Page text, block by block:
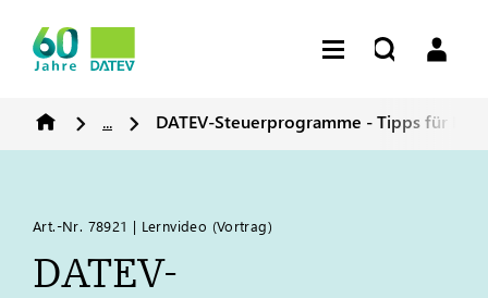
... DATEV-Steuerprogramme - Tipps für
Art.-Nr. 78921 | Lernvideo (Vortrag)
DATEV-